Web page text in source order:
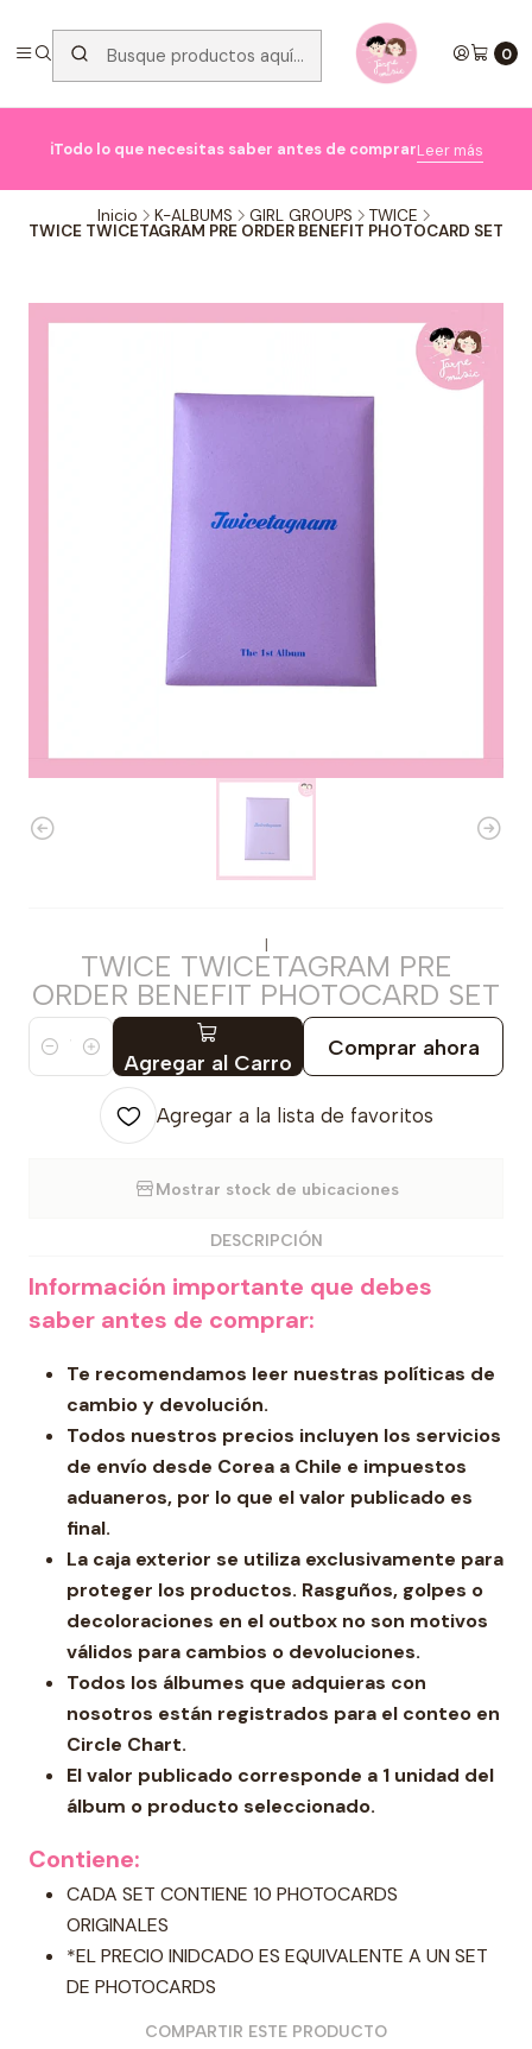
0
ℹ️Todo lo que necesitas saber antes de comprarLeer más
Inicio K-ALBUMS GIRL GROUPS TWICE
TWICE TWICETAGRAM PRE ORDER BENEFIT PHOTOCARD SET
|
TWICE TWICETAGRAM PRE
ORDER BENEFIT PHOTOCARD SET
Cantidad Agregar al Carro
Comprar ahora
Agregar a la lista de favoritos
Mostrar stock de ubicaciones
DESCRIPCIÓN
Información importante que debes
saber antes de comprar:
Te recomendamos leer nuestras políticas de
cambio y devolución.
Todos nuestros precios incluyen los servicios
de envío desde Corea a Chile e impuestos
aduaneros, por lo que el valor publicado es
final.
La caja exterior se utiliza exclusivamente para
proteger los productos. Rasguños, golpes o
decoloraciones en el outbox no son motivos
válidos para cambios o devoluciones.
Todos los álbumes que adquieras con
nosotros están registrados para el conteo en
Circle Chart.
El valor publicado corresponde a 1 unidad del
álbum o producto seleccionado.
Contiene:
CADA SET CONTIENE 10 PHOTOCARDS
ORIGINALES
*EL PRECIO INIDCADO ES EQUIVALENTE A UN SET
DE PHOTOCARDS
COMPARTIR ESTE PRODUCTO